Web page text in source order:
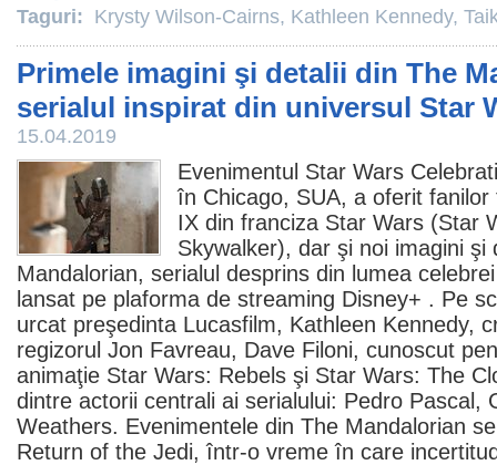
Taguri: Krysty Wilson-Cairns, Kathleen Kennedy,
Primele imagini şi detalii din The
serialul inspirat din universul Star
15.04.2019
Evenimentul Star Wars
în Chicago, SUA, a oferit fanilor
IX din franciza Star Wars (Star
Skywalker), dar şi noi imagini şi
Mandalorian, serialul desprins din lumea
lansat pe plaforma de streaming Disney+ . Pe
urcat preşedinta Lucasfilm, Kathleen Kennedy,
regizorul Jon Favreau, Dave Filoni, cunoscut
animaţie Star Wars: Rebels şi Star Wars: The
dintre actorii centrali ai serialului: Pedro Pascal ,
Weathers. Evenimentele din The Mandalorian
Return of the Jedi, într-o vreme în care